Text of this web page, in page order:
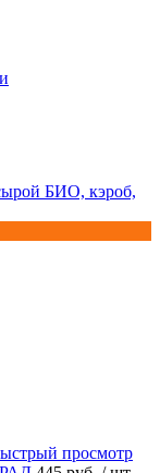
БИО, кэроб,
просмотр